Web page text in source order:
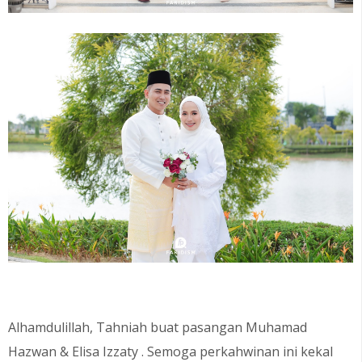
Alhamdulillah, Tahniah buat pasangan Muhamad
Hazwan & Elisa Izzaty. Semoga perkahwinan ini kekal